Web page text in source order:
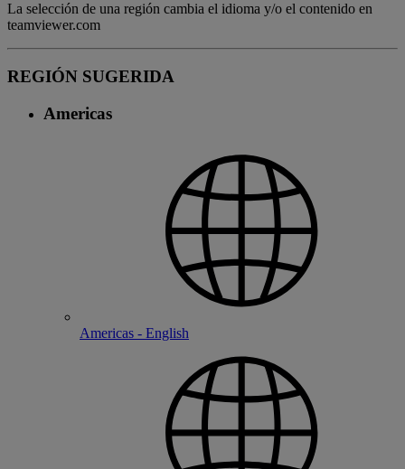
La selección de una región cambia el idioma y/o el contenido en
teamviewer.com
REGIÓN SUGERIDA
Americas
Americas - English